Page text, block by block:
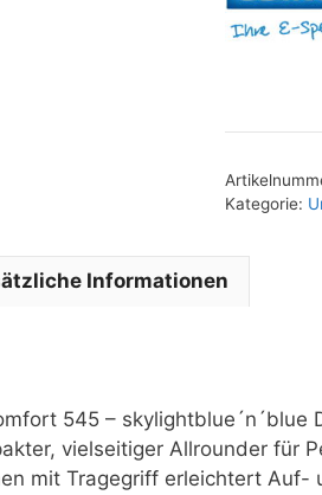
Kategorie:
Informationen
545 – skylightblue´n´blue
vielseitiger Allrounder für
mit Tragegriff erleichtert